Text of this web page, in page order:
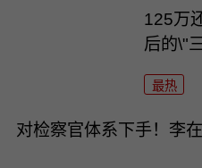
125万
后的\"
最热
对检察官体系下手！李